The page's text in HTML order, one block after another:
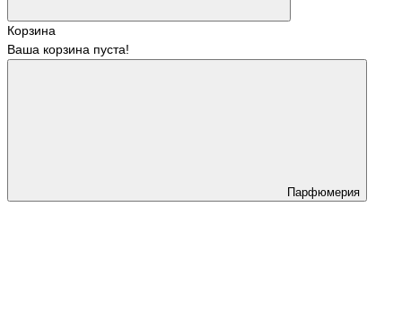
Корзина
Ваша корзина пуста!
Парфюмерия